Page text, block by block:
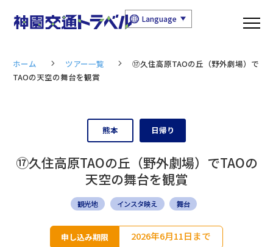
Language
ホーム ツアー一覧
⑰久住高原TAOの丘（野外劇場）で
TAOの天空の舞台を観賞
熊本 日帰り
⑰久住高原TAOの丘（野外劇場）でTAOの
天空の舞台を観賞
観光地 インスタ映え 舞台
申し込み期限 2026年6月11日まで